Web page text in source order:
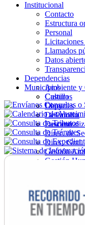
Institucional
Contacto
Estructura
Personal
Llamados
Datos
Dependencias
Ambiente y
Cultura
Deportes
Desarrollo
Direc. de
Direc. Gral.
Gestión
Gestión
Promoción
Salud
Secretaría
Municipios
Castillos
Chuy
La Paloma
Lascano